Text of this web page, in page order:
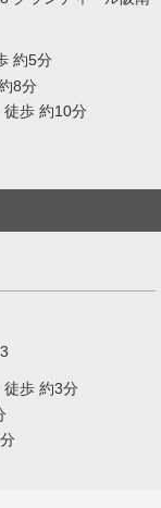
約5分
8分
徒歩 約10分
徒歩 約3分